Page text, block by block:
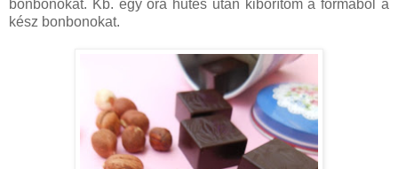
bonbonokat. Kb. egy óra hűtés után kiborítom a formából a
kész bonbonokat.